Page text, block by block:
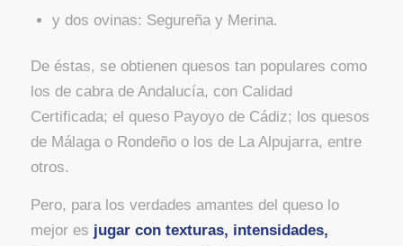
y dos ovinas: Segureña y Merina.
De éstas, se obtienen quesos tan populares como
los de cabra de Andalucía, con Calidad
Certificada; el queso Payoyo de Cádiz; los quesos
de Málaga o Rondeño o los de La Alpujarra, entre
otros.
Pero, para los verdades amantes del queso lo
mejor es jugar con texturas, intensidades,